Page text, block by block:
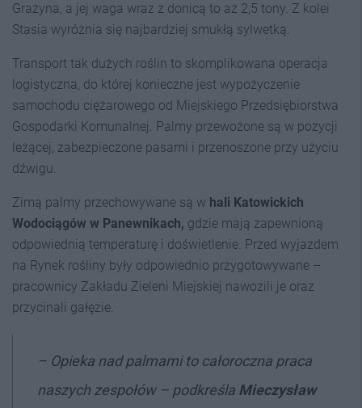
Grażyna, a jej waga wraz z donicą to aż 2,5 tony. Z kolei
Stasia wyróżnia się najbardziej smukłą sylwetką.
Transport tak dużych roślin to skomplikowana operacja
logistyczna, do której konieczne jest wypożyczenie
samochodu ciężarowego od Miejskiego Przedsiębiorstwa
Gospodarki Komunalnej. Palmy przewożone są w pozycji
leżącej, zabezpieczone pasami i przenoszone przy użyciu
dźwigu.
Zimą palmy przechowywane są w hali Katowickich
Wodociągów w Panewnikach, gdzie mają zapewnioną
odpowiednią temperaturę i doświetlenie. Przed wyjazdem
na Rynek rośliny były odpowiednio przygotowywane –
pracownicy Zakładu Zieleni Miejskiej nawozili je oraz
przycinali gałęzie.
– Opieka nad palmami to całoroczna praca
naszych zespołów – podkreśla Mieczysław